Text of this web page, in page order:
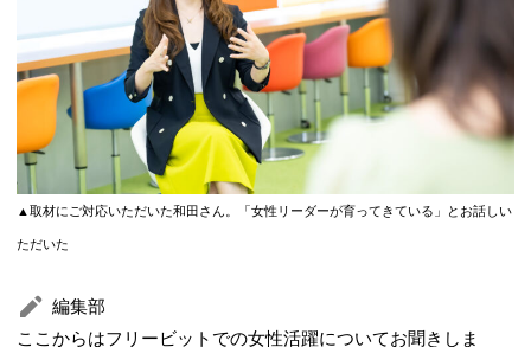
▲取材にご対応いただいた和田さん。「女性リーダーが育ってきている」とお話しい
ただいた
編集部
ここからはフリービットでの女性活躍についてお聞きしま